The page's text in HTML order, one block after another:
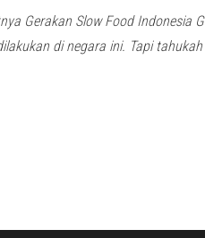
Gerakan Slow Food Indonesia
di negara ini. Tapi